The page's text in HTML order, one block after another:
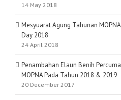
14 May 2018
Mesyuarat Agung Tahunan
Day 2018
24 April 2018
Penambahan Elaun Benih
MOPNA Pada Tahun 2018 & 2019
20 December 2017